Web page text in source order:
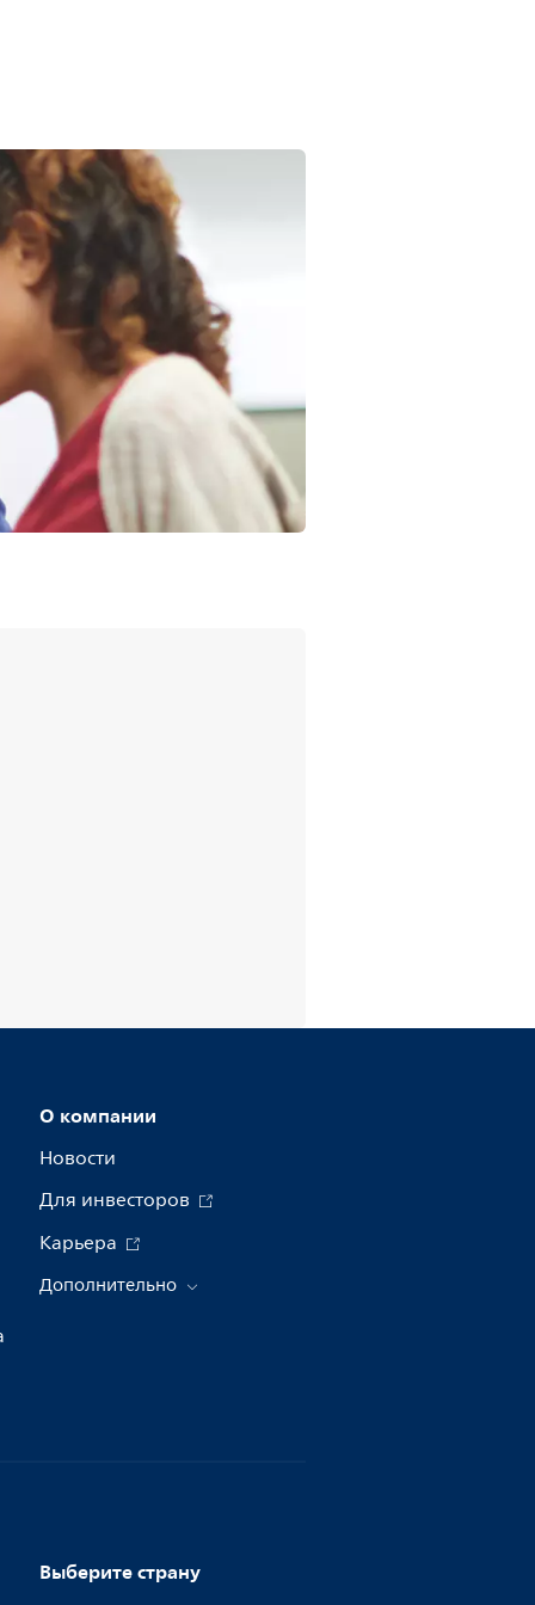
О компании
Новости
Для инвесторов
Карьера
Дополнительно
Выберите страну